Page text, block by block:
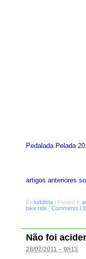
Pedalada Pelada
artigos anteriores
By luddista | Posted in
bike ride | Comments
Não foi
28/02/2011 – 9h13